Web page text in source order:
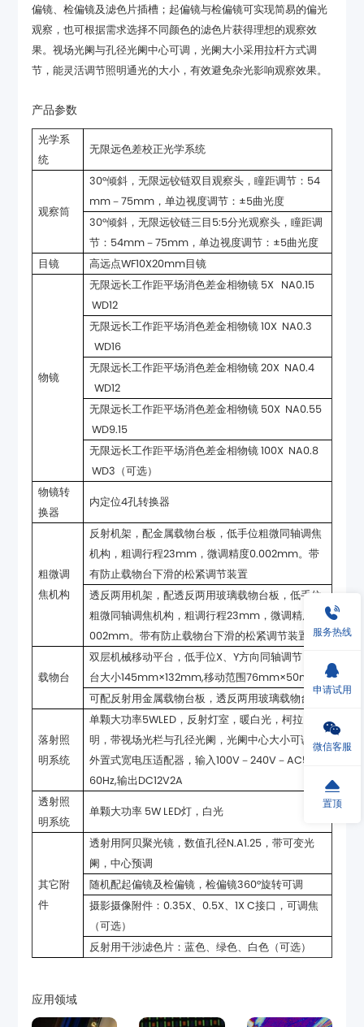
节，能灵活调节照明通光的大小，有效避免杂光影响观察效果。
产品参数
统
无限远色差校正光学系统
观察筒
mm－75mm，单边视度调节：±5曲光度
节：54mm－75mm，单边视度调节：±5曲光度
目镜
高远点WF10X20mm目镜
物镜
WD12
WD16
WD12
WD9.15
WD3（可选）
换器
内定位4孔转换器
焦机构
有防止载物台下滑的松紧调节装置
002mm。带有防止载物台下滑的松紧调节装置
载物台
台大小145mm×132mm,移动范围76mm×50mm
可配反射用金属载物台板，透反两用玻璃载物台板
明系统
60Hz,输出DC12V2A
明系统
单颗大功率 5W LED灯，白光
件
阑，中心预调
随机配起偏镜及检偏镜，检偏镜360°旋转可调
（可选）
反射用干涉滤色片：蓝色、绿色、白色（可选）
应用领域
服务热线
申请试用
微信客服
置顶